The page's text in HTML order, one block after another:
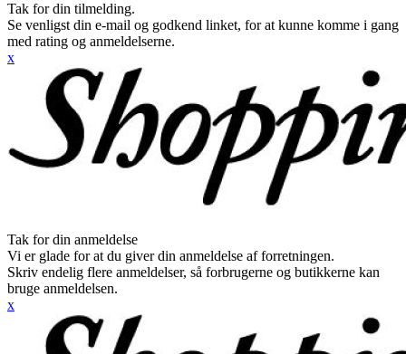
Tak for din tilmelding.
Se venligst din e-mail og godkend linket, for at kunne komme i gang
med rating og anmeldelserne.
x
Tak for din anmeldelse
Vi er glade for at du giver din anmeldelse af forretningen.
Skriv endelig flere anmeldelser, så forbrugerne og butikkerne kan
bruge anmeldelsen.
x